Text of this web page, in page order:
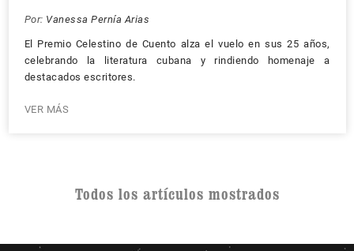
Por: Vanessa Pernía Arias
El Premio Celestino de Cuento alza el vuelo en sus 25 años,
celebrando la literatura cubana y rindiendo homenaje a
destacados escritores.
VER MÁS
Todos los artículos mostrados